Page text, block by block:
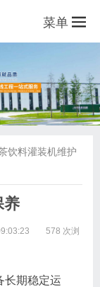
菜单
饮料灌装机维护
养
578 次浏
长期稳定运